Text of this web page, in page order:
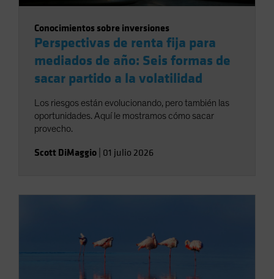
Conocimientos sobre inversiones
Perspectivas de renta fija para
mediados de año: Seis formas de
sacar partido a la volatilidad
Los riesgos están evolucionando, pero también las
oportunidades. Aquí le mostramos cómo sacar
provecho.
Scott DiMaggio 01 julio 2026